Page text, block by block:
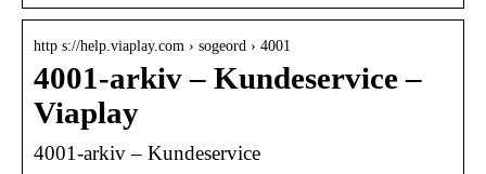
http s://help.viaplay.com › sogeord › 4001
4001-arkiv – Kundeservice –
Viaplay
4001-arkiv – Kundeservice